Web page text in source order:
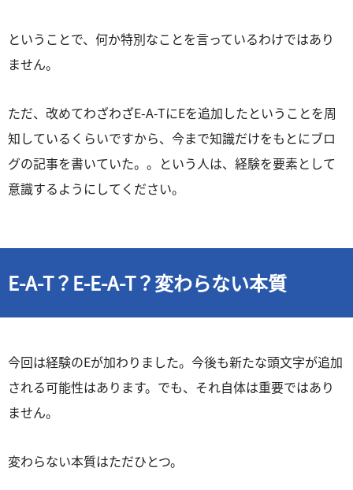
ということで、何か特別なことを言っているわけではあり
ません。
ただ、改めてわざわざE-A-TにEを追加したということを周
知しているくらいですから、今まで知識だけをもとにブロ
グの記事を書いていた。。という人は、経験を要素として
意識するようにしてください。
E-A-T？E-E-A-T？変わらない本質
今回は経験のEが加わりました。今後も新たな頭文字が追加
される可能性はあります。でも、それ自体は重要ではあり
ません。
変わらない本質はただひとつ。